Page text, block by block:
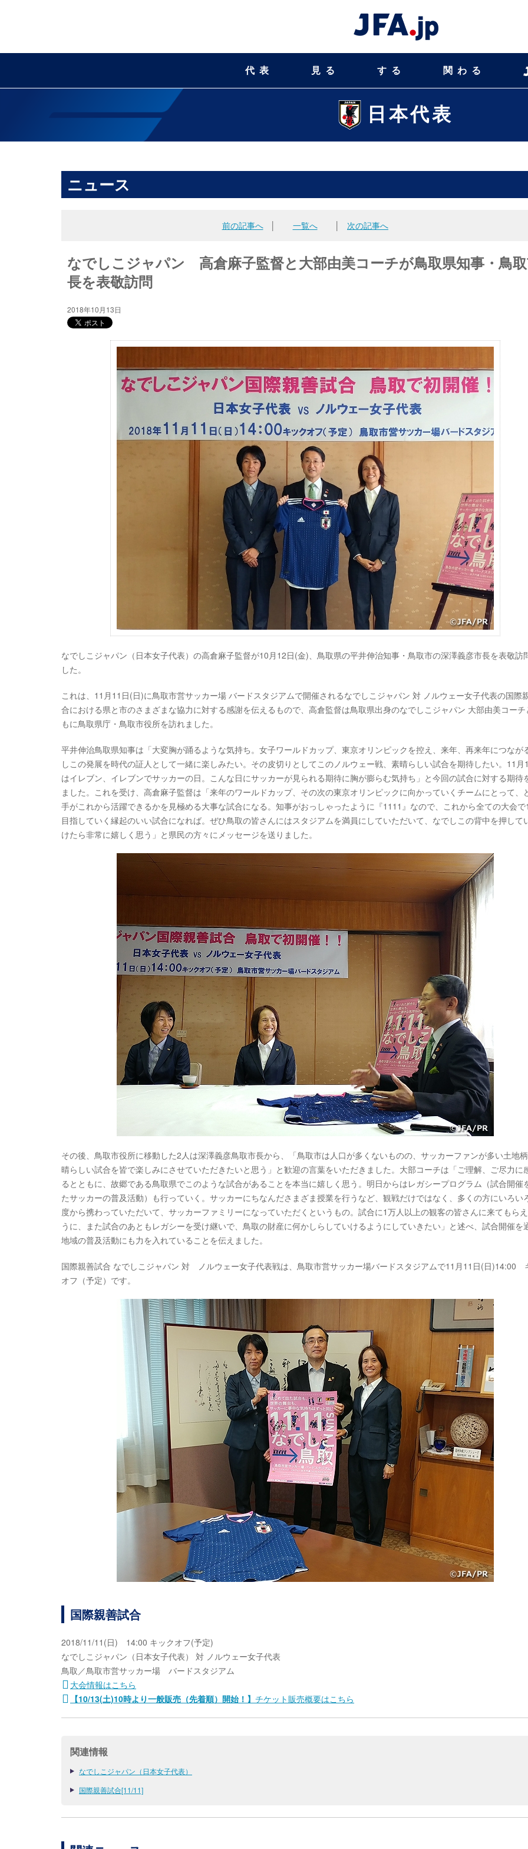
代表 見る する 関わる
日本代表
ニュース
前の記事へ│ 一覧へ 次の記事へ
なでしこジャパン 高倉麻子監督と大部由美コーチが鳥取県知事・鳥
長を表敬訪問
2018年10月13日
なでしこジャパン（日本女子代表）の高倉麻子監督が10月12日(金)、鳥取県の平井伸治知事・鳥取市の深澤義彦市長を表敬訪
した。
これは、11月11日(日)に鳥取市営サッカー場 バードスタジアムで開催されるなでしこジャパン 対 ノルウェー女子代表の国際
合における県と市のさまざまな協力に対する感謝を伝えるもので、高倉監督は鳥取県出身のなでしこジャパン 大部由美コーチ
もに鳥取県庁・鳥取市役所を訪れました。
平井伸治鳥取県知事は「大変胸が踊るような気持ち。女子ワールドカップ、東京オリンピックを控え、来年、再来年につなが
しこの発展を時代の証人として一緒に楽しみたい。その皮切りとしてこのノルウェー戦、素晴らしい試合を期待したい。11月
はイレブン、イレブンでサッカーの日。こんな日にサッカーが見られる期待に胸が膨らむ気持ち」と今回の試合に対する期待
ました。これを受け、高倉麻子監督は「来年のワールドカップ、その次の東京オリンピックに向かっていくチームにとって、
手がこれから活躍できるかを見極める大事な試合になる。知事がおっしゃったように『1111』なので、これから全ての大会で
目指していく縁起のいい試合になれば。ぜひ鳥取の皆さんにはスタジアムを満員にしていただいて、なでしこの背中を押して
けたら非常に嬉しく思う」と県民の方々にメッセージを送りました。
その後、鳥取市役所に移動した2人は深澤義彦鳥取市長から、「鳥取市は人口が多くないものの、サッカーファンが多い土地
晴らしい試合を皆で楽しみにさせていただきたいと思う」と歓迎の言葉をいただきました。大部コーチは「ご理解、ご尽力に
るとともに、故郷である鳥取県でこのような試合があることを本当に嬉しく思う。明日からはレガシープログラム（試合開催
たサッカーの普及活動）も行っていく。サッカーにちなんださまざま授業を行うなど、観戦だけではなく、多くの方にいろい
度から携わっていただいて、サッカーファミリーになっていただくというもの。試合に1万人以上の観客の皆さんに来てもら
うに、また試合のあともレガシーを受け継いで、鳥取の財産に何かしらしていけるようにしていきたい」と述べ、試合開催を
地域の普及活動にも力を入れていることを伝えました。
国際親善試合 なでしこジャパン 対 ノルウェー女子代表戦は、鳥取市営サッカー場バードスタジアムで11月11日(日)14:00
オフ（予定）です。
国際親善試合
2018/11/11(日) 14:00 キックオフ(予定)
なでしこジャパン（日本女子代表） 対 ノルウェー女子代表
鳥取／鳥取市営サッカー場 バードスタジアム
大会情報はこちら
【10/13(土)10時より一般販売（先着順）開始！】 チケット販売概要はこちら
関連情報
なでしこジャパン（日本女子代表）
国際親善試合[11/11]